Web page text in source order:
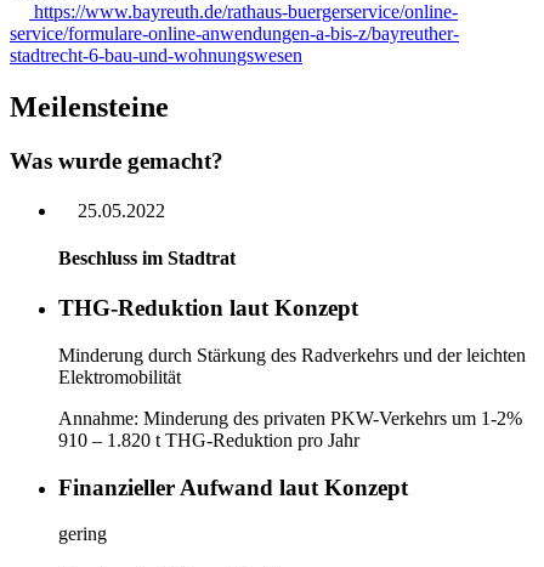
https://www.bayreuth.de/rathaus-buergerservice/online-
service/formulare-online-anwendungen-a-bis-z/bayreuther-
stadtrecht-6-bau-und-wohnungswesen
Meilensteine
Was wurde gemacht?
25.05.2022
Beschluss im Stadtrat
THG-Reduktion laut Konzept
Minderung durch Stärkung des Radverkehrs und der leichten
Elektromobilität
Annahme: Minderung des privaten PKW-Verkehrs um 1-2%
910 – 1.820 t THG-Reduktion pro Jahr
Finanzieller Aufwand laut Konzept
gering